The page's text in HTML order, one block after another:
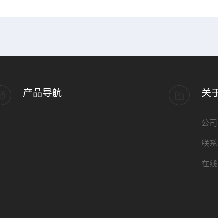
产品导航 关
公
联
在